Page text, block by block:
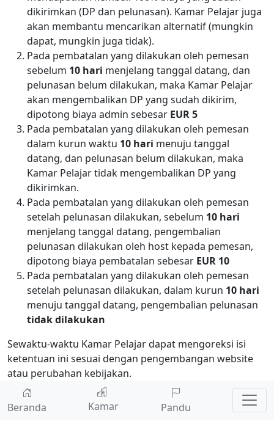
Beranda Kamar Pandu
dikirimkan (DP dan pelunasan). Kamar Pelajar juga
akan membantu mencarikan alternatif (mungkin
dapat, mungkin juga tidak).
Pada pembatalan yang dilakukan oleh pemesan
sebelum 10 hari menjelang tanggal datang, dan
pelunasan belum dilakukan, maka Kamar Pelajar
akan mengembalikan DP yang sudah dikirim,
dipotong biaya admin sebesar EUR 5
Pada pembatalan yang dilakukan oleh pemesan
dalam kurun waktu 10 hari menuju tanggal
datang, dan pelunasan belum dilakukan, maka
Kamar Pelajar tidak mengembalikan DP yang
dikirimkan.
Pada pembatalan yang dilakukan oleh pemesan
setelah pelunasan dilakukan, sebelum 10 hari
menjelang tanggal datang, pengembalian
pelunasan dilakukan oleh host kepada pemesan,
dipotong biaya pembatalan sebesar EUR 10
Pada pembatalan yang dilakukan oleh pemesan
setelah pelunasan dilakukan, dalam kurun 10 hari
menuju tanggal datang, pengembalian pelunasan
tidak dilakukan
Sewaktu-waktu Kamar Pelajar dapat mengoreksi isi
ketentuan ini sesuai dengan pengembangan website
atau perubahan kebijakan.